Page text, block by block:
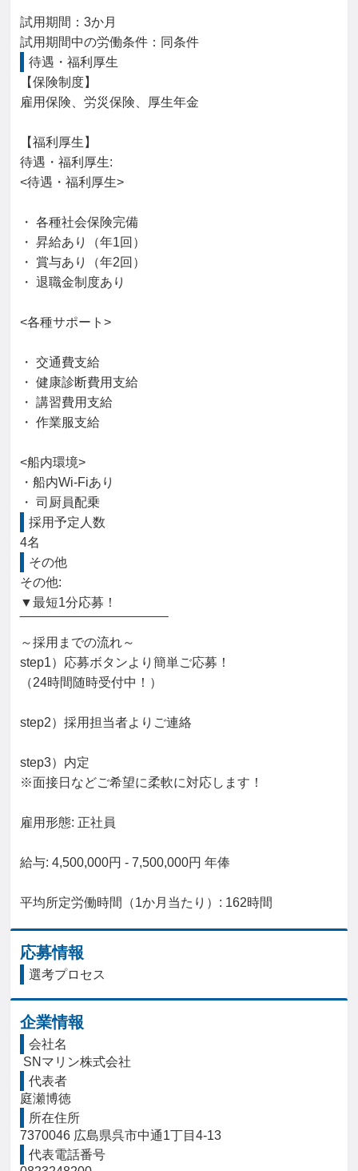
試用期間：3か月
試用期間中の労働条件：同条件
待遇・福利厚生
【保険制度】
雇用保険、労災保険、厚生年金
【福利厚生】
待遇・福利厚生:
<待遇・福利厚生>
・ 各種社会保険完備
・ 昇給あり（年1回）
・ 賞与あり（年2回）
・ 退職金制度あり
<各種サポート>
・ 交通費支給
・ 健康診断費用支給
・ 講習費用支給
・ 作業服支給
<船内環境>
・船内Wi-Fiあり
・ 司厨員配乗
採用予定人数
4名
その他
その他:
▼最短1分応募！
～採用までの流れ～
step1）応募ボタンより簡単ご応募！
（24時間随時受付中！）
step2）採用担当者よりご連絡
step3）内定
※面接日などご希望に柔軟に対応します！
雇用形態: 正社員
給与: 4,500,000円 - 7,500,000円 年俸
平均所定労働時間（1か月当たり）: 162時間
応募情報
選考プロセス
企業情報
会社名
SNマリン株式会社
代表者
庭瀬博徳
所在住所
7370046 広島県呉市中通1丁目4-13
代表電話番号